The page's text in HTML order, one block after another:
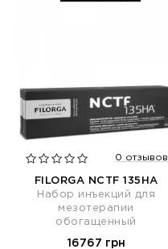
0 отзывов
FILORGA NCTF 135НА
Набор инъекций для
мезотерапии
обогащенный
16767 грн